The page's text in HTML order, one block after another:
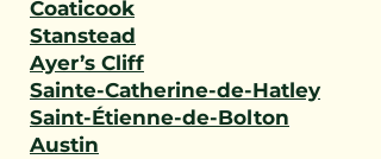
Coaticook
Stanstead
Ayer’s Cliff
Sainte-Catherine-de-Hatley
Saint-Étienne-de-Bolton
Austin